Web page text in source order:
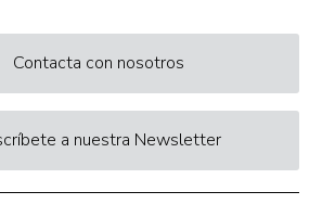
Contacta con nosotros
a nuestra Newsletter